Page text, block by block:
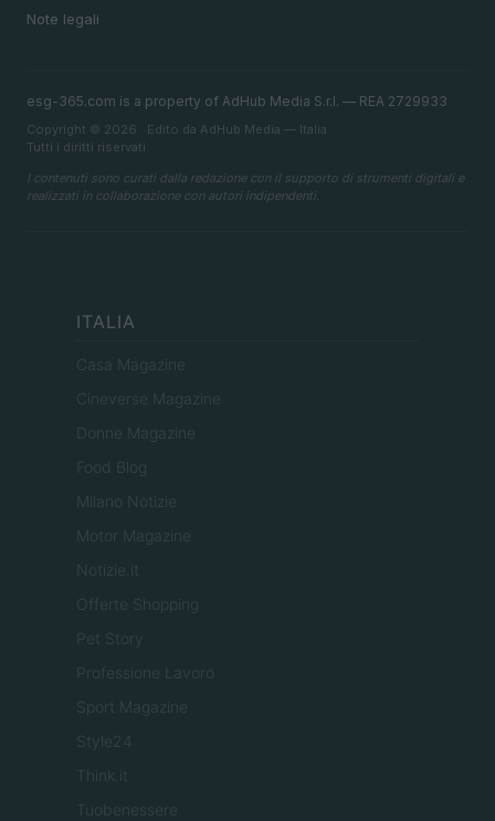
Note legali
esg-365.com is a property of AdHub Media S.r.l. — REA 2729933
Copyright © 2026 · Edito da AdHub Media — Italia
Tutti i diritti riservati
I contenuti sono curati dalla redazione con il supporto di strumenti digitali e
realizzati in collaborazione con autori indipendenti.
ITALIA
Casa Magazine
Cineverse Magazine
Donne Magazine
Food Blog
Milano Notizie
Motor Magazine
Notizie.it
Offerte Shopping
Pet Story
Professione Lavoro
Sport Magazine
Style24
Think.it
Tuobenessere